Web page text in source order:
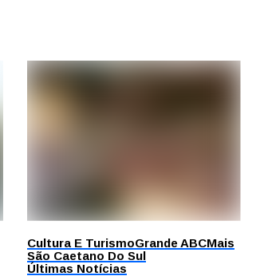
Cultura E TurismoGrande ABCMais
São Caetano Do Sul
Últimas Notícias